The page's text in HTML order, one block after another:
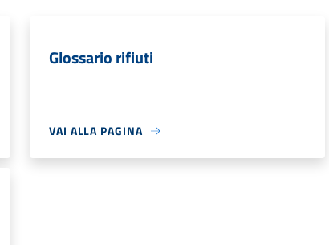
Glossario rifiuti
VAI ALLA PAGINA